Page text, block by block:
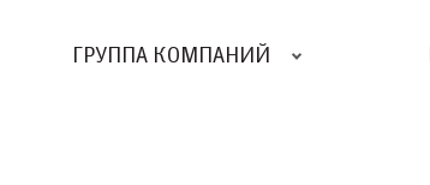
ГРУППА КОМПАНИЙ